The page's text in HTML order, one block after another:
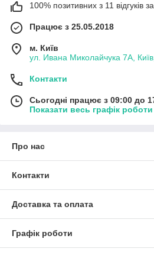
100% позитивних з 11 відгуків за
Працює з 25.05.2018
м. Київ
ул. Ивана Миколайчука 7А,
Контакти
Сьогодні працює з 09:00 до
Показати весь графік роботи
Про нас
Контакти
Доставка та оплата
Графік роботи